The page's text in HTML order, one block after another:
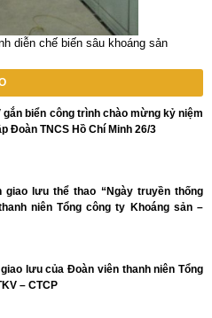
diễn chế biến sâu khoáng sản
gắn biển công trình chào mừng kỷ niệm
Đoàn TNCS Hồ Chí Minh 26/3
lưu thể thao “Ngày truyền thống
niên Tổng công ty Khoáng sản –
lưu của Đoàn viên thanh niên Tổng
– CTCP